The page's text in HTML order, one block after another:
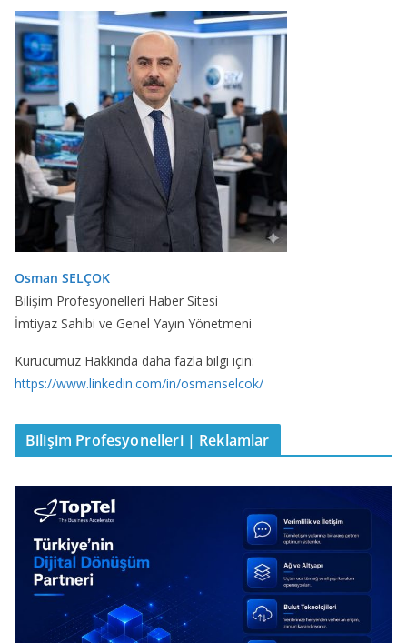
Osman SELÇOK
Bilişim Profesyonelleri Haber Sitesi
İmtiyaz Sahibi ve Genel Yayın Yönetmeni
Kurucumuz Hakkında daha fazla bilgi için:
https://www.linkedin.com/in/osmanselcok/
Bilişim Profesyonelleri | Reklamlar